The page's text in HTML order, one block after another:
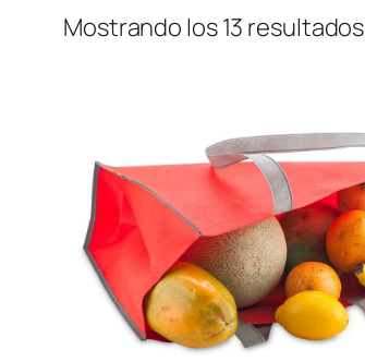
Mostrando los 13 resultados